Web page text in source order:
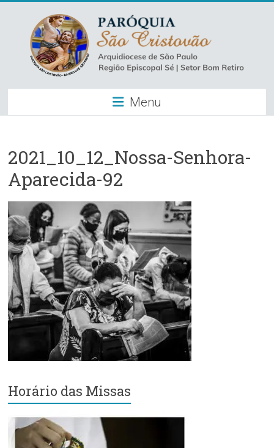
content
Paróquia
São
–
Luz
Arquidiocese
de
São
Paulo
–
Região
Episcopal
Sé
–
Menu
2021_10_12_Nossa-Senhora-
Aparecida-92
Horário das Missas